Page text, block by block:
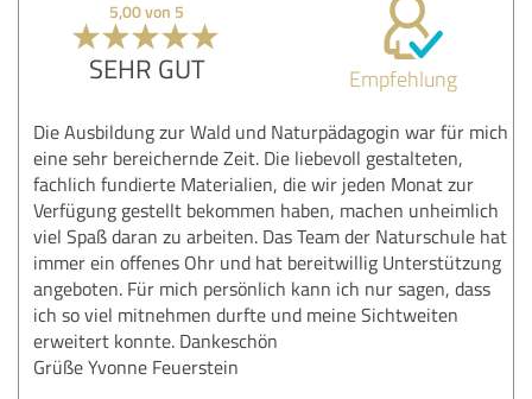
5,00 von 5
SEHR GUT Empfehlung
Die Ausbildung zur Wald und Naturpädagogin war für mich
eine sehr bereichernde Zeit. Die liebevoll gestalteten,
fachlich fundierte Materialien, die wir jeden Monat zur
Verfügung gestellt bekommen haben, machen unheimlich
viel Spaß daran zu arbeiten. Das Team der Naturschule hat
immer ein offenes Ohr und hat bereitwillig Unterstützung
angeboten. Für mich persönlich kann ich nur sagen, dass
ich so viel mitnehmen durfte und meine Sichtweiten
erweitert konnte. Dankeschön
Grüße Yvonne Feuerstein